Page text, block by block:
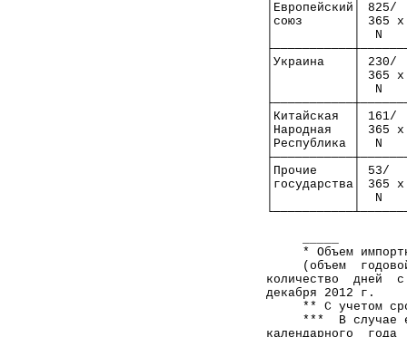
│Европейский│
│союз       │
│           │  N
│Украина    │ 230/
│           │ 365
│           │  N
│Китайская  │
│Народная   │
│Республика
│Прочие     │ 53/
│государства│
│           │  N
* Объем
(объем
количество  дней
** С учетом
***  В случае
календарного  года